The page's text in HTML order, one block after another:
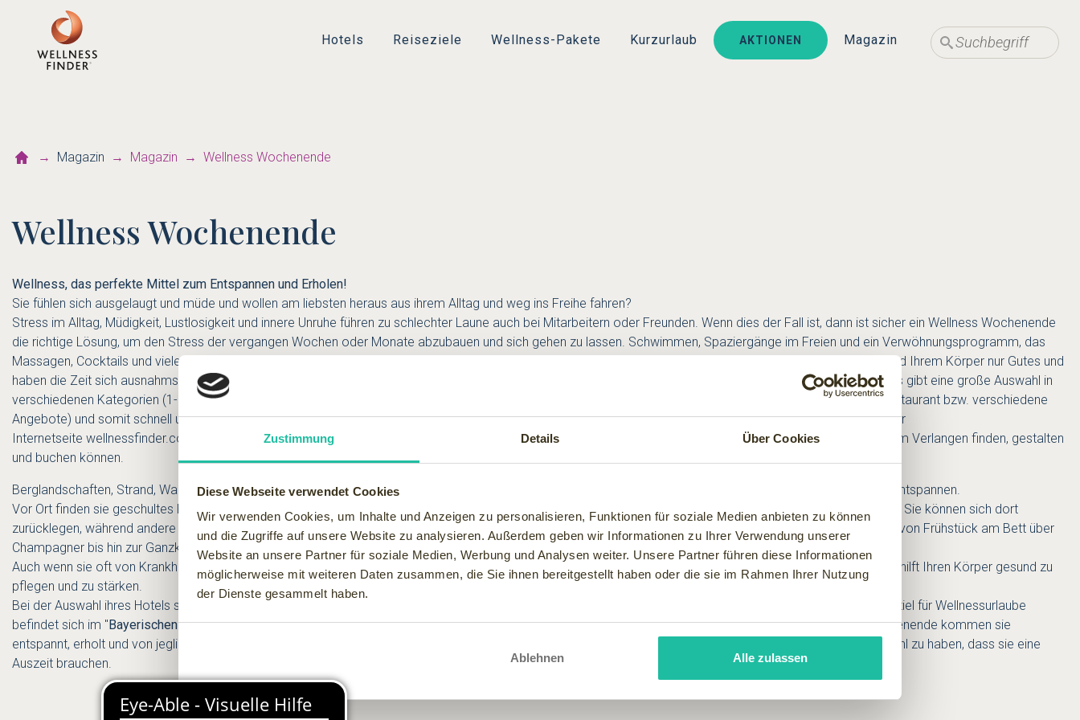
Zustimmung Details Über Cookies
Diese Webseite verwendet Cookies
Wir verwenden Cookies, um Inhalte und Anzeigen zu personalisieren, Funktionen für soziale Medien anbieten zu können
und die Zugriffe auf unsere Website zu analysieren. Außerdem geben wir Informationen zu Ihrer Verwendung unserer
Website an unsere Partner für soziale Medien, Werbung und Analysen weiter. Unsere Partner führen diese Informationen
möglicherweise mit weiteren Daten zusammen, die Sie ihnen bereitgestellt haben oder die sie im Rahmen Ihrer Nutzung
der Dienste gesammelt haben.
Ablehnen Alle zulassen
Hotels Reiseziele Wellness-Pakete Kurzurlaub AKTIONEN Magazin
Suche
Suche
Magazin Magazin Wellness Wochenende
Wellness Wochenende
Wellness, das perfekte Mittel zum Entspannen und Erholen!
Sie fühlen sich ausgelaugt und müde und wollen am liebsten heraus aus ihrem Alltag und weg ins Freihe fahren?
Stress im Alltag, Müdigkeit, Lustlosigkeit und innere Unruhe führen zu schlechter Laune auch bei Mitarbeitern oder Freunden. Wenn dies der Fall ist, dann ist sicher ein Wellness Wochenende
die richtige Lösung, um den Stress der vergangen Wochen oder Monate abzubauen und sich gehen zu lassen. Schwimmen, Spaziergänge im Freien und ein Verwöhnungsprogramm, das
Massagen, Cocktails und viele andere Möglichkeiten bietet, helfen Ihnen sich zu entspannen und zu erholen. Durch Fitness, Sauna und Meditation tun Sie sich und Ihrem Körper nur Gutes und
haben die Zeit sich ausnahmsweise voll und ganz auf sich selber zu konzentrieren. Wellness Wochenenden kann man schnell und einfach im Internet buchen. Es gibt eine große Auswahl in
verschiedenen Kategorien (1-5 Sterne). Wellness Hotels sind in ganz Deutschland in den verschiedensten Ausführungen zu finden (Landschaftspark, Strand, Restaurant bzw. verschiedene
Angebote) und somit schnell und einfach zu erreichen. Ein Wellness Wochenende muss auch nicht teuer sein. Es gibt viele Angebote in in allen Preislagen auf der
Internetseite wellnessfinder.com
, wo Sie an Hand unterschiedlichster Suchmöglichkeiten Ihren Wellness Urlaub ganz nach Ihren eigenen Vorstellungen und Ihrem Verlangen finden, gestalten
und buchen können.
Berglandschaften, Strand, Wald oder Felder und Wiesen, vielleicht aber auch in der Nähe der Stadt: für jeden ist die richtige Umgebung dabei, um sich völlig zu entspannen.
Vor Ort finden sie geschultes Personal, das Ihnen für Fragen und Behandlungen zur Verfüngung steht und Sie zu ihrem Wellness Wochenende willkommen heißt. Sie können sich dort
zurücklegen, während andere die Arbeit in die Hand nehmen, um Ihnen den Urlaub zu verschönern und ihn genießbar machen. Luxus gehört natürlich auch dazu: von Frühstück am Bett über
Champagner bis hin zur Ganzkörpermassage.
Auch wenn sie oft von Krankheiten geplagt werden und ihr Gesundheitszustand zu wünschen übrig lässt, können sie auf eine Wellnessbehandlung vertrauen, die hilft Ihren Körper gesund zu
pflegen und zu stärken.
Bei der Auswahl ihres Hotels sollten sie sich überlegen, was sie gebrauchen können, um zu entspannen, um die Auswahl einzuschränken. Das beliebteste Reiseziel für Wellnessurlaube
befindet sich im "Bayerischen Wald", wo Sie zusätzlich noch eine Kinderbetreuung oder eine Kosmetikbehandlung buchen können. Nach Ihrem Wellness Wochenende kommen sie
entspannt, erholt und von jeglichem Stress befreit zurück und können sich wieder voll und ganz auf Familie, Freunde und die Arbeit konzentrieren ohne das Gefühl zu haben, dass sie eine
Auszeit brauchen.